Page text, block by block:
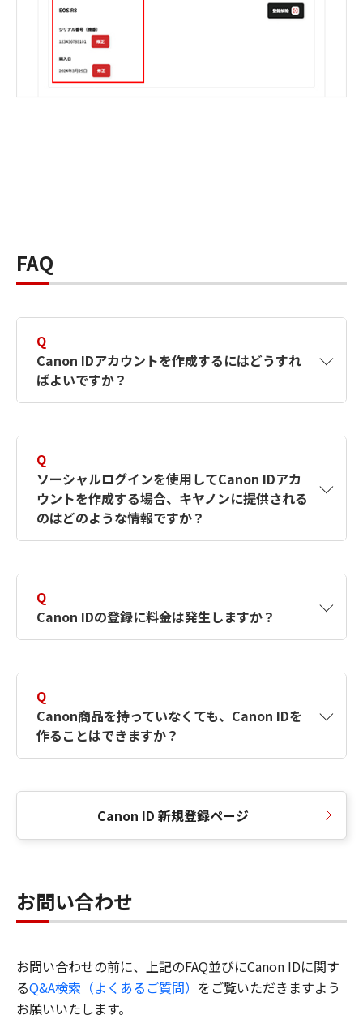
FAQ
Q
Canon IDアカウントを作成するにはどうすれ
ばよいですか？
す。詳しい作成方法は【カメラ】Canon IDとは
何ですか？Canon IDの作成方法は？をご確認く
ださい。
Q
ソーシャルログインを使用してCanon IDアカ
ウントを作成する場合、キヤノンに提供される
のはどのような情報ですか？
択したサービスから取得します。アカウントを
簡単に作成できるように、この情報を使用して
Canon IDの登録フォームを入力します。
Q
Canon IDの登録に料金は発生しますか？
Q
Canon商品を持っていなくても、Canon IDを
作ることはできますか？
Canon ID 新規登録ページ
お問い合わせ
お問い合わせの前に、上記のFAQ並びにCanon IDに関す
るQ&A検索（よくあるご質問） をご覧いただきますよう
お願いいたします。